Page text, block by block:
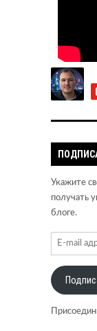
Укажите
получать
блоге.